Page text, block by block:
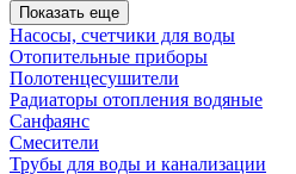
Показать еще
Насосы, счетчики для воды
Отопительные приборы
Полотенцесушители
Радиаторы отопления водяные
Санфаянс
Смесители
Трубы для воды и канализации